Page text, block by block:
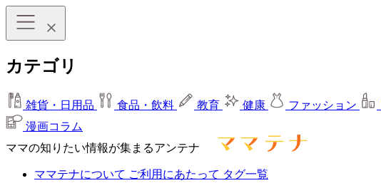
カテゴリ
雑貨・日用品 食品・飲料 教育 健康 ファッション
漫画コラム
ママの知りたい情報が集まるアンテナ
ママテナについて ご利用にあたって タグ一覧